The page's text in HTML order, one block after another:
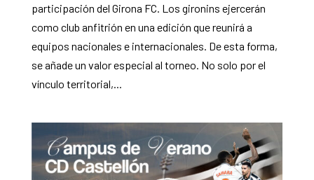
participación del Girona FC. Los gironins ejercerán
como club anfitrión en una edición que reunirá a
equipos nacionales e internacionales. De esta forma,
se añade un valor especial al torneo. No solo por el
vínculo territorial,...